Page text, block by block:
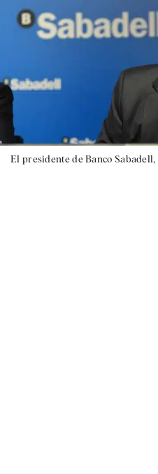
El presidente de Banco